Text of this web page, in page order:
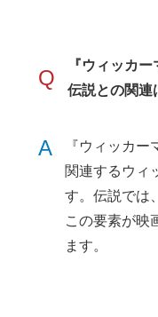
Q
『ウィッカ
伝説との関連
A
『ウィッカ
関連するウィ
す。伝説では
この要素が映
ます。